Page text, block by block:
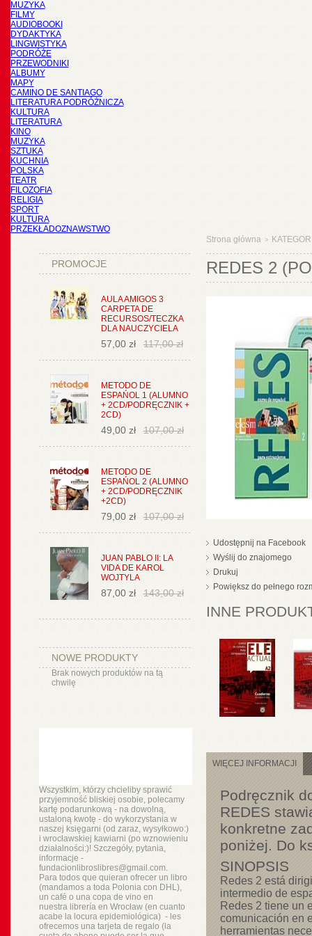
MUZYKA
FILMY
AUDIOBOOKI
DYDAKTYKA
LINGWISTYKA
PODRÓŻE
PRZEWODNIKI
ALBUMY
MAPY
CAMINO DE SANTIAGO
LITERATURA PODRÓŻNICZA
KULTURA
LITERATURA
KINO
MUZYKA
SZTUKA
KUCHNIA
POLSKA
TEATR
FILOZOFIA
RELIGIA
SPORT
KULTURA
PRZEKŁADOZNAWSTWO
PROMOCJE
AULA AMIGOS 3
CARPETA DE
RECURSOS/TECZKA
DLA NAUCZYCIELA
57,00 zł 117,00 zł
METODO DE
ESPAŃOL 1 (ALUMNO
+ 2CD/PODRĘCZNIK +
2CD)
49,00 zł 107,00 zł
METODO DE
ESPAŃOL 2 (ALUMNO
+ 2CD/PODRĘCZNIK
+2CD)
79,00 zł 107,00 zł
JUAN PABLO II: LA
VIDA DE KAROL
WOJTYLA
87,00 zł 143,00 zł
NOWE PRODUKTY
Brak nowych produktów na tą
chwilę
Wszystkim, którzy chcieliby sprawić
przyjemność bliskiej osobie, polecamy
kartę podarunkową - na dowolną,
ustaloną kwotę - do wykorzystania w
naszej księgarni (od zaraz, wysyłkowo:)
i wrocławskiej kawiarni (po wznowieniu
działalności:)! Szczegóły, pytania,
informacje -
fundacionlibroslibres@gmail.com.
Para todos que quieran ofrecer un libro
(mandamos a toda Polonia con DHL),
un café o una copa de vino en
nuestra libreríaen Wrocław (en cuanto
acabe la locura epidemiológica) - les
ofrecemos una tarjeta de regalo (la
Strona główna >
REDES 2
Udostępnij na Facebook
Wyślij do znajomego
Drukuj
Powiększ do pełnego
INNE
WIĘCEJ INFORMACJI
Podręcznik
REDES
konkretne
poniżej. Do
SINOPSIS
Redes 2 está
intermedio de
Redes 2 tiene un
comunicación en
herramientas